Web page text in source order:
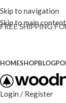
Skip to navigation
Skip to main content
FREE SHIPPING
HOMESHOPBLOG
Login / Register